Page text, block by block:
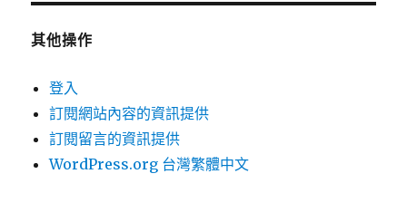
其他操作
登入
訂閱網站內容的資訊提供
訂閱留言的資訊提供
WordPress.org 台灣繁體中文